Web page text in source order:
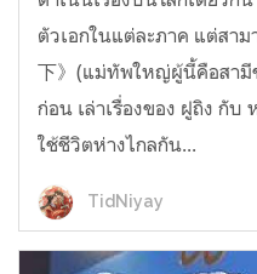
ตัวเอกในแต่ละภาค แต่สา
下》(แม่ทัพใหญ่ผู้นี้คือสามี
ก่อน เล่าเรื่องของ ฝูถิง กั
ใช้ชีวิตห่างไกลกัน...
TidNiyay